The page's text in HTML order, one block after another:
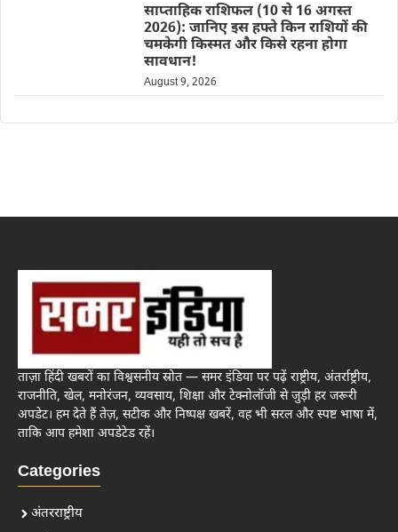
साप्ताहिक राशिफल (10 से 16 अगस्त
2026): जानिए इस हफ्ते किन राशियों की
चमकेगी किस्मत और किसे रहना होगा
सावधान!
August 9, 2026
ताज़ा हिंदी खबरों का विश्वसनीय स्रोत — समर इंडिया पर पढ़ें राष्ट्रीय, अंतर्राष्ट्रीय,
राजनीति, खेल, मनोरंजन, व्यवसाय, शिक्षा और टेक्नोलॉजी से जुड़ी हर जरूरी
अपडेट। हम देते हैं तेज़, सटीक और निष्पक्ष खबरें, वह भी सरल और स्पष्ट भाषा में,
ताकि आप हमेशा अपडेटेड रहें।
Categories
अंतरराष्ट्रीय